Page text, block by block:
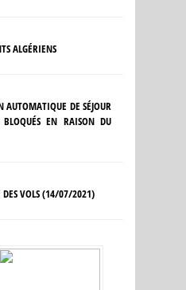
ALGÉRIENS
AUTOMATIQUE DE SÉJOUR
BLOQUÉS EN RAISON DU
DES VOLS (14/07/2021)